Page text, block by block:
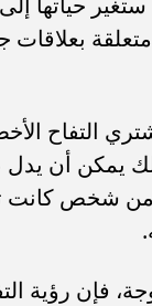
متعلقة
التفاح
يمكن أن
من شخص كانت
فإن رؤية